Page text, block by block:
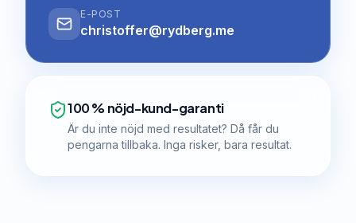
E-POST
christoffer@rydberg.me
100 % nöjd-kund-garanti
Är du inte nöjd med resultatet? Då får du
pengarna tillbaka. Inga risker, bara resultat.